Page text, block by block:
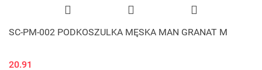
SC-PM-002 PODKOSZULKA MĘSKA MAN GRANAT M
20.91